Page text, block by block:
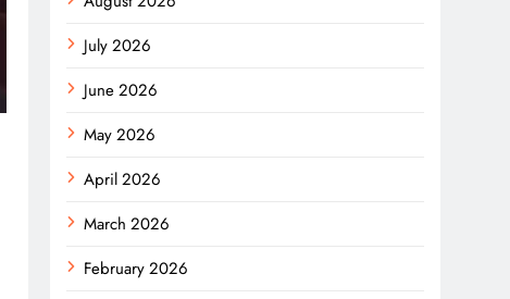
July 2026
June 2026
May 2026
April 2026
March 2026
February 2026